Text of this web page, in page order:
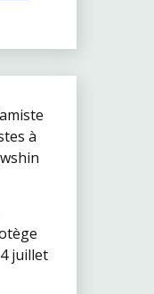
à
juillet